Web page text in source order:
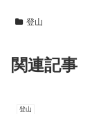
登山
関連記事
登山